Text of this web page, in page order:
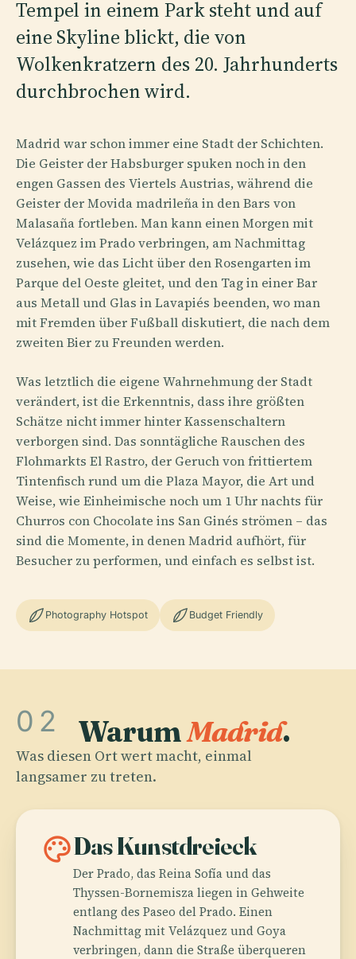
Tempel in einem Park steht und auf
eine Skyline blickt, die von
Wolkenkratzern des 20. Jahrhunderts
durchbrochen wird.
Madrid war schon immer eine Stadt der Schichten.
Die Geister der Habsburger spuken noch in den
engen Gassen des Viertels Austrias, während die
Geister der Movida madrileña in den Bars von
Malasaña fortleben. Man kann einen Morgen mit
Velázquez im Prado verbringen, am Nachmittag
zusehen, wie das Licht über den Rosengarten im
Parque del Oeste gleitet, und den Tag in einer Bar
aus Metall und Glas in Lavapiés beenden, wo man
mit Fremden über Fußball diskutiert, die nach dem
zweiten Bier zu Freunden werden.
Was letztlich die eigene Wahrnehmung der Stadt
verändert, ist die Erkenntnis, dass ihre größten
Schätze nicht immer hinter Kassenschaltern
verborgen sind. Das sonntägliche Rauschen des
Flohmarkts El Rastro, der Geruch von frittiertem
Tintenfisch rund um die Plaza Mayor, die Art und
Weise, wie Einheimische noch um 1 Uhr nachts für
Churros con Chocolate ins San Ginés strömen – das
sind die Momente, in denen Madrid aufhört, für
Besucher zu performen, und einfach es selbst ist.
Photography Hotspot Budget Friendly
02 WarumMadrid.
Was diesen Ort wert macht, einmal
langsamer zu treten.
paletteDas Kunstdreieck
Der Prado, das Reina Sofía und das
Thyssen-Bornemisza liegen in Gehweite
entlang des Paseo del Prado. Einen
Nachmittag mit Velázquez und Goya
verbringen, dann die Straße überqueren